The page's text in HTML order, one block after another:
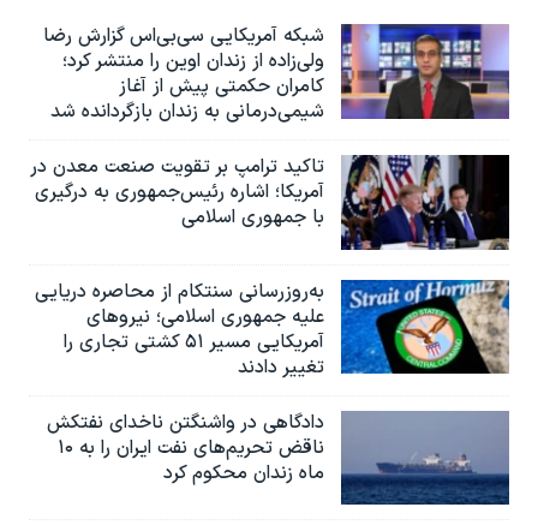
شبکه آمریکایی سی‌بی‌‌اس گزارش رضا
ولی‌زاده از زندان اوین را منتشر کرد؛
کامران حکمتی پیش از آغاز
شیمی‌درمانی به زندان بازگردانده شد
تاکید ترامپ بر تقویت صنعت معدن در
آمریکا؛ اشاره رئیس‌جمهوری به درگیری
با جمهوری اسلامی
به‌روزرسانی سنتکام از محاصره دریایی
علیه جمهوری اسلامی؛ نیروهای
آمریکایی مسیر ۵۱ کشتی تجاری را
تغییر دادند
دادگاهی در واشنگتن ناخدای نفتکش
ناقض تحریم‌های نفت ایران را به ۱۰
ماه زندان محکوم کرد